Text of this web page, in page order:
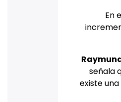
En
señala
existe